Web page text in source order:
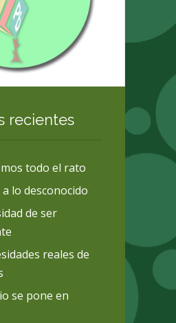
recientes
todo el rato
a lo desconocido
de ser
reales de
se pone en